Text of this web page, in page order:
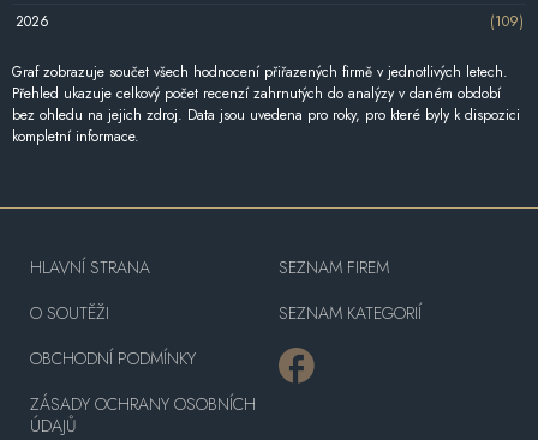
2026
(109)
Graf zobrazuje součet všech hodnocení přiřazených firmě v jednotlivých letech.
Přehled ukazuje celkový počet recenzí zahrnutých do analýzy v daném období
bez ohledu na jejich zdroj. Data jsou uvedena pro roky, pro které byly k dispozici
kompletní informace.
HLAVNÍ STRANA
O SOUTĚŽI
OBCHODNÍ PODMÍNKY
ZÁSADY OCHRANY OSOBNÍCH
ÚDAJŮ
SEZNAM FIREM
SEZNAM KATEGORIÍ